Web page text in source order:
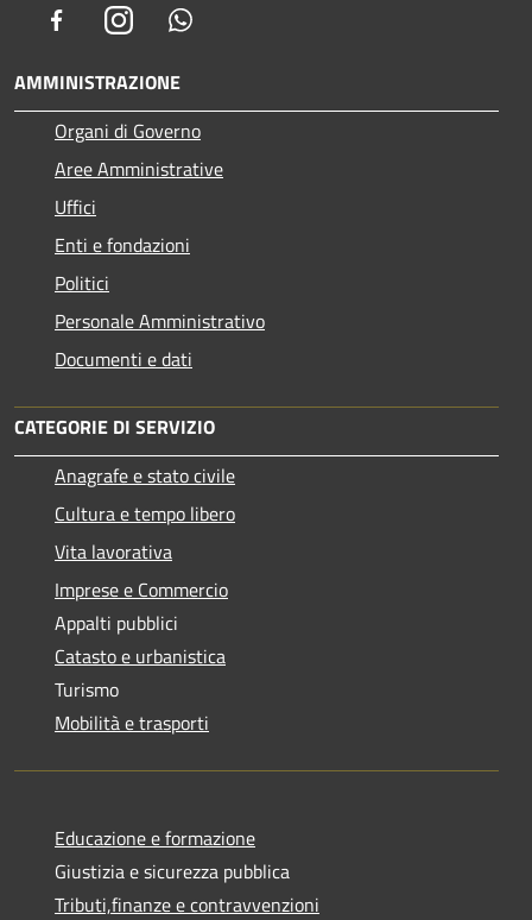
FacebookInstagram
AMMINISTRAZIONE
Organi di Governo
Aree Amministrative
Uffici
Enti e fondazioni
Politici
Personale Amministrativo
Documenti e dati
CATEGORIE DI SERVIZIO
Anagrafe e stato civile
Cultura e tempo libero
Vita lavorativa
Imprese e Commercio
Appalti pubblici
Catasto e urbanistica
Turismo
Mobilità e trasporti
Educazione e formazione
Giustizia e sicurezza pubblica
Tributi,finanze e contravvenzioni